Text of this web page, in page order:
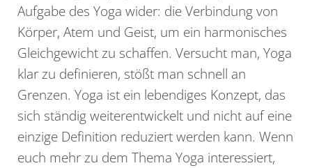
Aufgabe des Yoga wider: die Verbindung von
Körper, Atem und Geist, um ein harmonisches
Gleichgewicht zu schaffen. Versucht man, Yoga
klar zu definieren, stößt man schnell an
Grenzen. Yoga ist ein lebendiges Konzept, das
sich ständig weiterentwickelt und nicht auf eine
einzige Definition reduziert werden kann. Wenn
euch mehr zu dem Thema Yoga interessiert,